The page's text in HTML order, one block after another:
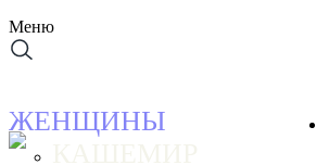
Меню
ЖЕНЩИНЫ